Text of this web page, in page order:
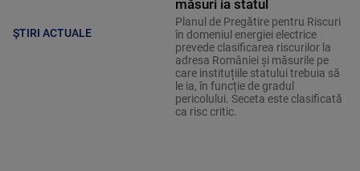
ȘTIRI ACTUALE
măsuri ia statul
Planul de Pregătire pentru Riscuri
în domeniul energiei electrice
prevede clasificarea riscurilor la
adresa României și măsurile pe
care instituțiile statului trebuia să
le ia, în funcție de gradul
pericolului. Seceta este clasificată
ca risc critic.